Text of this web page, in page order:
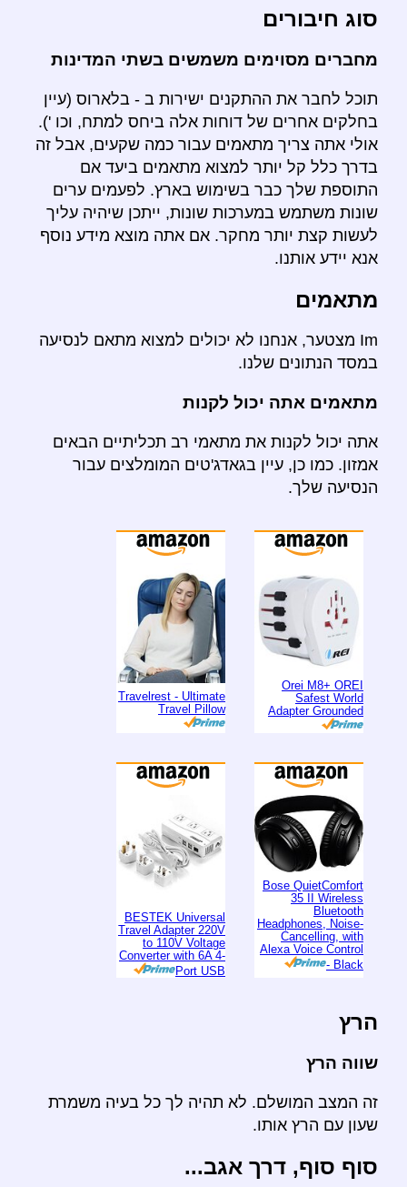
סוג חיבורים
מחברים מסוימים משמשים בשתי המדינות
תוכל לחבר את ההתקנים ישירות ב - בלארוס (עיין
בחלקים אחרים של דוחות אלה ביחס למתח, וכו ').
אולי אתה צריך מתאמים עבור כמה שקעים, אבל זה
בדרך כלל קל יותר למצוא מתאמים ביעד אם
התוספת שלך כבר בשימוש בארץ. לפעמים ערים
שונות משתמש במערכות שונות, ייתכן שיהיה עליך
לעשות קצת יותר מחקר. אם אתה מוצא מידע נוסף
אנא יידע אותנו.
מתאמים
Im מצטער, אנחנו לא יכולים למצוא מתאם לנסיעה
במסד הנתונים שלנו.
מתאמים אתה יכול לקנות
אתה יכול לקנות את מתאמי רב תכליתיים הבאים
אמזון. כמו כן, עיין בגאדג'טים המומלצים עבור
הנסיעה שלך.
Orei M8+ OREI
Safest World
Adapter Grounded
Travelrest - Ultimate
Travel Pillow
Bose QuietComfort
35 II Wireless
Bluetooth
Headphones, Noise-
Cancelling, with
Alexa Voice Control
- Black
BESTEK Universal
Travel Adapter 220V
to 110V Voltage
Converter with 6A 4-
Port USB
הרץ
שווה הרץ
זה המצב המושלם. לא תהיה לך כל בעיה משמרת
שעון עם הרץ אותו.
סוף סוף, דרך אגב...